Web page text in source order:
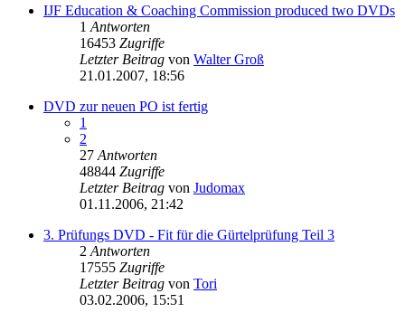
IJF Education & Coaching Commission produced two DVDs
1 Antworten
16453 Zugriffe
Letzter Beitrag von Walter Groß
21.01.2007, 18:56
DVD zur neuen PO ist fertig
1
2
27 Antworten
48844 Zugriffe
Letzter Beitrag von Judomax
01.11.2006, 21:42
3. Prüfungs DVD - Fit für die Gürtelprüfung Teil 3
2 Antworten
17555 Zugriffe
Letzter Beitrag von Tori
03.02.2006, 15:51